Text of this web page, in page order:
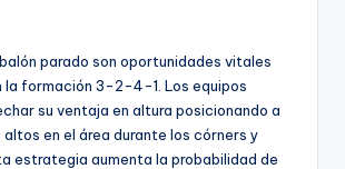
parado son oportunidades vitales
la formación 3-2-4-1. Los equipos
su ventaja en altura posicionando a
altos en el área durante los córners y
estrategia aumenta la probabilidad de